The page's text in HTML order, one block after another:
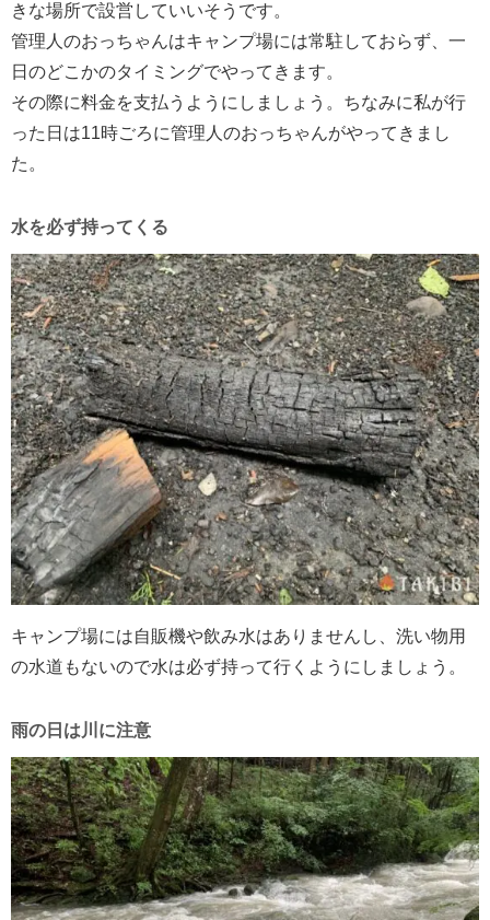
きな場所で設営していいそうです。
管理人のおっちゃんはキャンプ場には常駐しておらず、一
日のどこかのタイミングでやってきます。
その際に料金を支払うようにしましょう。ちなみに私が行
った日は11時ごろに管理人のおっちゃんがやってきまし
た。
水を必ず持ってくる
キャンプ場には自販機や飲み水はありませんし、洗い物用
の水道もないので水は必ず持って行くようにしましょう。
雨の日は川に注意